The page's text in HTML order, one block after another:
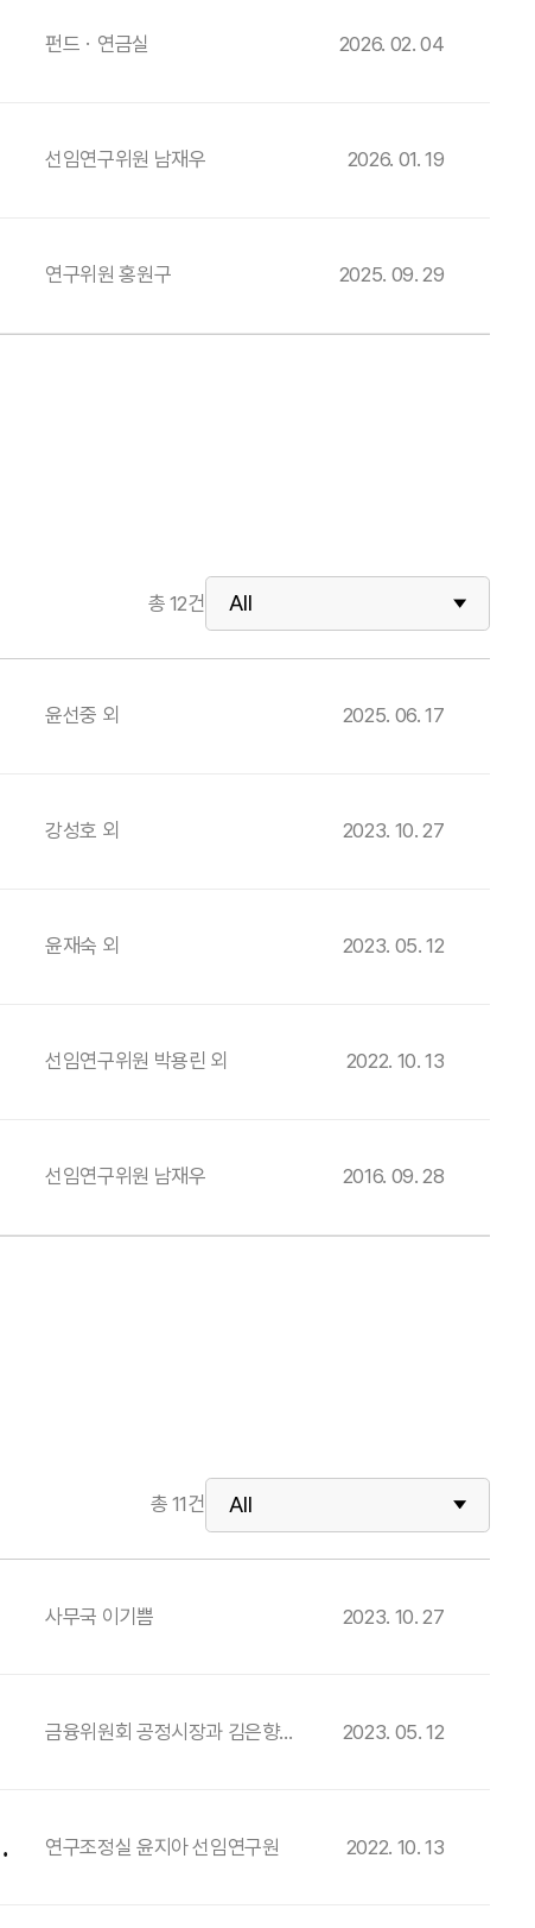
펀드ㆍ연금실 2026. 02. 04
선임연구위원 남재우 2026. 01. 19
연구위원 홍원구 2025. 09. 29
총 12건
윤선중 외 2025. 06. 17
강성호 외 2023. 10. 27
윤재숙 외 2023. 05. 12
선임연구위원 박용린 외 2022. 10. 13
선임연구위원 남재우 2016. 09. 28
총 11건
사무국 이기쁨 2023. 10. 27
금융위원회 공정시장과 김은향
2023. 05. 12
연구조정실 윤지아 선임연구원 2022. 10. 13